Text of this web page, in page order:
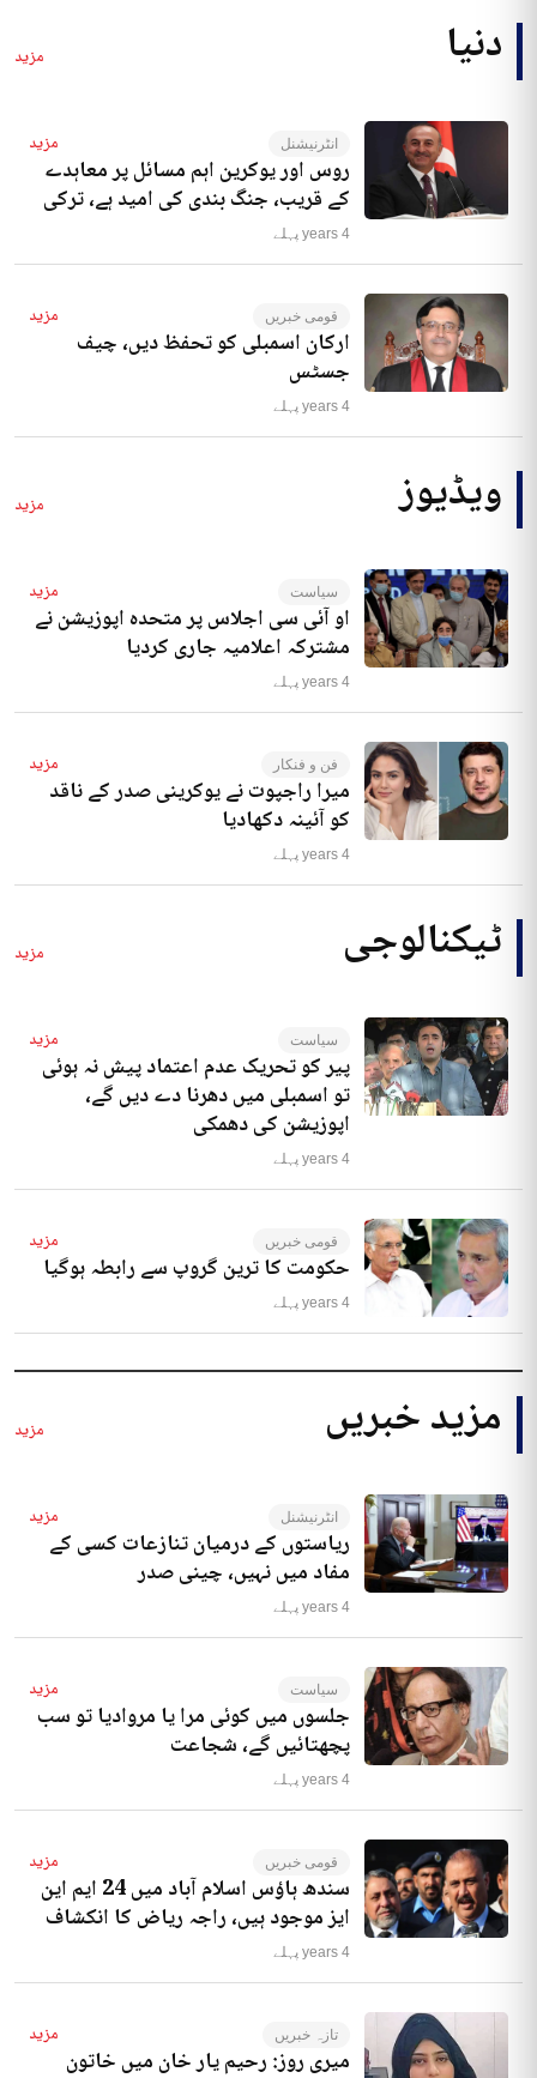
دنیا مزید
انٹرنیشنل مزید
روس اور یوکرین اہم مسائل پر معاہدے
کے قریب، جنگ بندی کی امید ہے، ترکی
4 years پہلے
قومی خبریں مزید
ارکان اسمبلی کو تحفظ دیں، چیف
جسٹس
4 years پہلے
ویڈیوز مزید
سیاست مزید
او آئی سی اجلاس پر متحدہ اپوزیشن نے
مشترکہ اعلامیہ جاری کردیا
4 years پہلے
فن و فنکار مزید
میرا راجپوت نے یوکرینی صدر کے ناقد
کو آئینہ دکھادیا
4 years پہلے
ٹیکنالوجی مزید
سیاست مزید
پیر کو تحریک عدم اعتماد پیش نہ ہوئی
تو اسمبلی میں دھرنا دے دیں گے،
اپوزیشن کی دھمکی
4 years پہلے
قومی خبریں مزید
حکومت کا ترین گروپ سے رابطہ ہوگیا
4 years پہلے
مزید خبریں مزید
انٹرنیشنل مزید
ریاستوں کے درمیان تنازعات کسی کے
مفاد میں نہیں، چینی صدر
4 years پہلے
سیاست مزید
جلسوں میں کوئی مرا یا مروادیا تو سب
پچھتائیں گے، شجاعت
4 years پہلے
قومی خبریں مزید
سندھ ہاؤس اسلام آباد میں 24 ایم این
ایز موجود ہیں، راجہ ریاض کا انکشاف
4 years پہلے
تازہ خبریں مزید
میری روز: رحیم یار خان میں خاتون